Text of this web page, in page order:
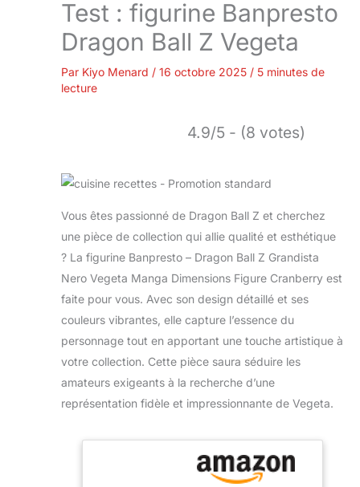
Test : figurine Banpresto
Dragon Ball Z Vegeta
Par Kiyo Menard / 16 octobre 2025 / 5 minutes de
lecture
4.9/5 - (8 votes)
Vous êtes passionné de Dragon Ball Z et cherchez
une pièce de collection qui allie qualité et esthétique
? La figurine Banpresto – Dragon Ball Z Grandista
Nero Vegeta Manga Dimensions Figure Cranberry est
faite pour vous. Avec son design détaillé et ses
couleurs vibrantes, elle capture l’essence du
personnage tout en apportant une touche artistique à
votre collection. Cette pièce saura séduire les
amateurs exigeants à la recherche d’une
représentation fidèle et impressionnante de Vegeta.